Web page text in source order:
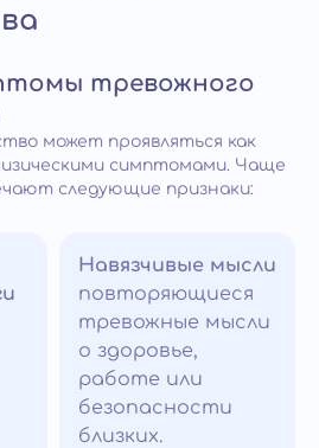
тревожного
может проявляться как
симптомами. Чаще
следующие признаки:
Навязчивые мысли
повторяющиеся
тревожные мысли
о здоровье,
работе или
безопасности
близких.